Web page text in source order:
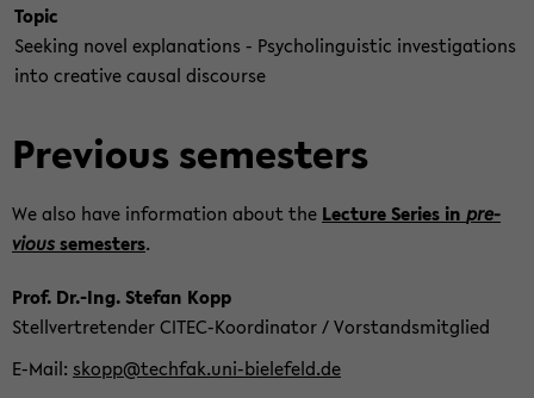
Zum
Haupt­
Prof. Dr.-Ing. Ste­fan Kopp
Stell­ver­tre­ten­der CITEC-​Koordinator / Vor­stands­mit­glied
E-​Mail skopp@tech­fak.uni-​bielefeld.de
Topic
See­king novel ex­pl­a­na­ti­ons - Psy­cho­lingu­is­tic in­ves­ti­ga­ti­ons
into crea­ti­ve cau­sal dis­cour­se
Pre­vious se­mes­ters
We also have in­for­ma­ti­on about the Lec­tu­re Se­ries in pre­
viousse­mes­ters.